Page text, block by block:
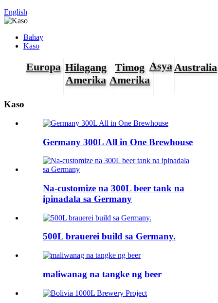
English
Bahay
Kaso
Europa Hilagang
Amerika
Timog
Amerika
Asya Australia
Kaso
Germany 300L All in One Brewhouse
Na-customize na 300L beer tank na
ipinadala sa Germany
500L brauerei build sa Germany.
maliwanag na tangke ng beer